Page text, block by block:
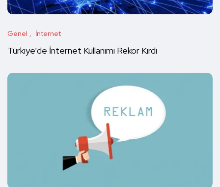
Genel İnternet
Türkiye’de İnternet Kullanımı Rekor Kırdı